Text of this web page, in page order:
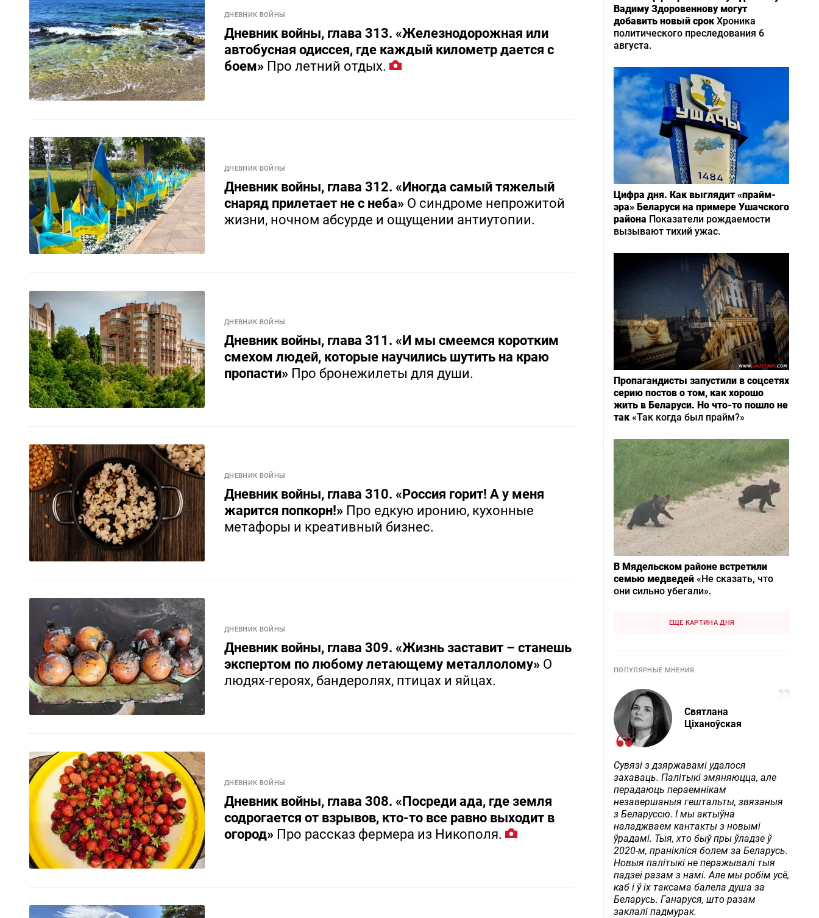
ДНЕВНИК ВОЙНЫ
Дневник войны, глава 313. «Железнодорожная или
автобусная одиссея, где каждый километр дается с
боем» Про летний отдых.
ДНЕВНИК ВОЙНЫ
Дневник войны, глава 312. «Иногда самый тяжелый
снаряд прилетает не с неба» О синдроме непрожитой
жизни, ночном абсурде и ощущении антиутопии.
ДНЕВНИК ВОЙНЫ
Дневник войны, глава 311. «И мы смеемся коротким
смехом людей, которые научились шутить на краю
пропасти» Про бронежилеты для души.
ДНЕВНИК ВОЙНЫ
Дневник войны, глава 310. «Россия горит! А у меня
жарится попкорн!» Про едкую иронию, кухонные
метафоры и креативный бизнес.
ДНЕВНИК ВОЙНЫ
Дневник войны, глава 309. «Жизнь заставит – станешь
экспертом по любому летающему металлолому» О
людях-героях, бандеролях, птицах и яйцах.
ДНЕВНИК ВОЙНЫ
Дневник войны, глава 308. «Посреди ада, где земля
содрогается от взрывов, кто-то все равно выходит в
огород» Про рассказ фермера из Никополя.
Вадиму Здоровеннову могут
добавить новый срок Хроника
политического преследования 6
августа.
Цифра дня. Как выглядит «прайм-
эра» Беларуси на примере Ушачского
района Показатели рождаемости
вызывают тихий ужас.
Пропагандисты запустили в соцсетях
серию постов о том, как хорошо
жить в Беларуси. Но что-то пошло не
так «Так когда был прайм?»
В Мядельском районе встретили
семью медведей «Не сказать, что
они сильно убегали».
ЕЩЕ КАРТИНА ДНЯ
ПОПУЛЯРНЫЕ МНЕНИЯ
Святлана
Ціханоўская
Сувязі з дзяржавамі удалося
захаваць. Палітыкі змяняюцца, але
перадаюць пераемнікам
незавершаныя гештальты, звязаныя
з Беларуссю. І мы актыўна
наладжваем кантакты з новымі
ўрадамі. Тыя, хто быў пры ўладзе ў
2020-м, пранікліся болем за Беларусь.
Новыя палітыкі не перажывалі тыя
падзеі разам з намі. Але мы робім усё,
каб і ў іх таксама балела душа за
Беларусь. Ганаруся, што разам
заклалі падмурак.